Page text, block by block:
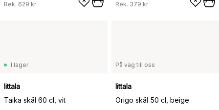
Rek. 629 kr Rek. 379 kr
I lager
Iittala
Taika skål 60 cl, vit
På väg till oss
Iittala
Origo skål 50 cl, beige